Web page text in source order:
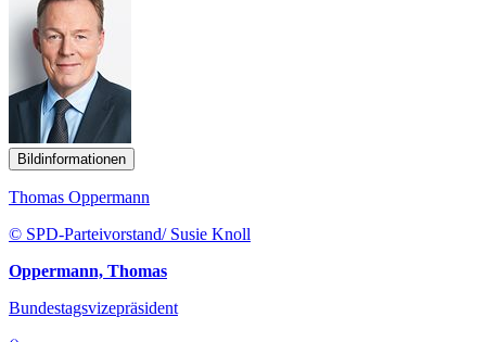
Bildinformationen
Thomas Oppermann
© SPD-Parteivorstand/ Susie Knoll
Oppermann, Thomas
Bundestagsvizepräsident